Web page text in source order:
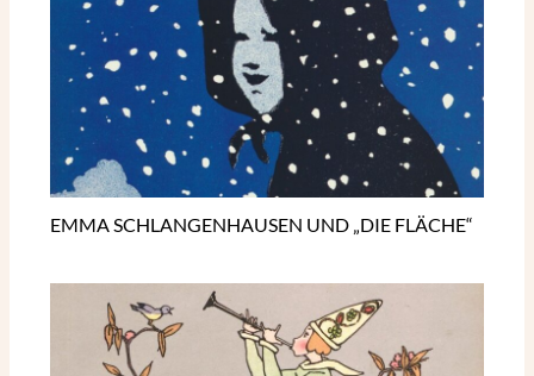
EMMA SCHLANGENHAUSEN UND „DIE FLÄCHE“